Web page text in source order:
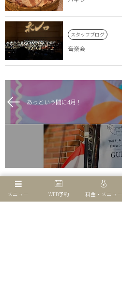
スタッフブログ
音楽会
あっという間に4月！
メニュー WEB予約 料金・メニュー